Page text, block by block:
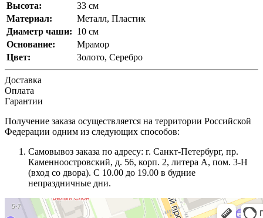
Высота:
33 см
Материал:
Металл, Пластик
Диаметр чаши: 10 см
Основание:
Мрамор
Цвет:
Золото, Серебро
Доставка
Оплата
Гарантии
Получение заказа осуществляется на территории Российской
Федерации одним из следующих способов:
Самовывоз заказа по адресу: г. Санкт-Петербург, пр.
Каменноостровский, д. 56, корп. 2, литера А, пом. 3-Н
(вход со двора). С 10.00 до 19.00 в будние
непраздничные дни.